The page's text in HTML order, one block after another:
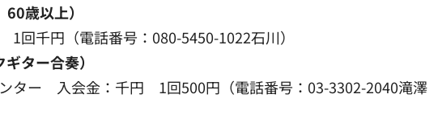
歳以上）
千円（電話番号：080-5450-1022石川）
ター合奏）
ター 入会金：千円 1回500円（電話番号：03-3302-2040滝澤